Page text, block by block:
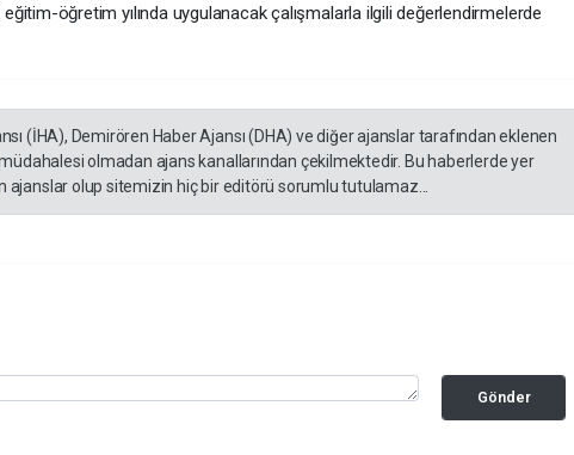
eğitim-öğretim yılında uygulanacak çalışmalarla ilgili değerlendirmelerde
(İHA), Demirören Haber Ajansı (DHA) ve diğer ajanslar tarafından eklenen
olmadan ajans kanallarından çekilmektedir. Bu haberlerde yer
olup sitemizin hiç bir editörü sorumlu tutulamaz...
Gönder